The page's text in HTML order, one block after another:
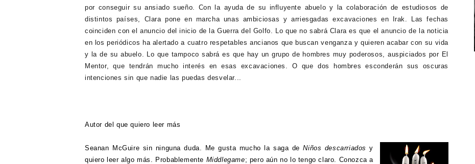
por conseguir su ansiado sueño. Con la ayuda de su influyente abuelo y la colaboración de estudiosos de
distintos países, Clara pone en marcha unas ambiciosas y arriesgadas excavaciones en Irak. Las fechas
coinciden con el anuncio del inicio de la Guerra del Golfo. Lo que no sabrá Clara es que el anuncio de la noticia
en los periódicos ha alertado a cuatro respetables ancianos que buscan venganza y quieren acabar con su vida
y la de su abuelo. Lo que tampoco sabrá es que hay un grupo de hombres muy poderosos, auspiciados por El
Mentor, que tendrán mucho interés en esas excavaciones. O que dos hombres esconderán sus oscuras
intenciones sin que nadie las puedas desvelar...
Autor del que quiero leer más
Seanan McGuire sin ninguna duda. Me gusta mucho la saga deNiños descarriados y
quiero leer algo más. Probablemente Middlegame; pero aún no lo tengo claro. Conozca a